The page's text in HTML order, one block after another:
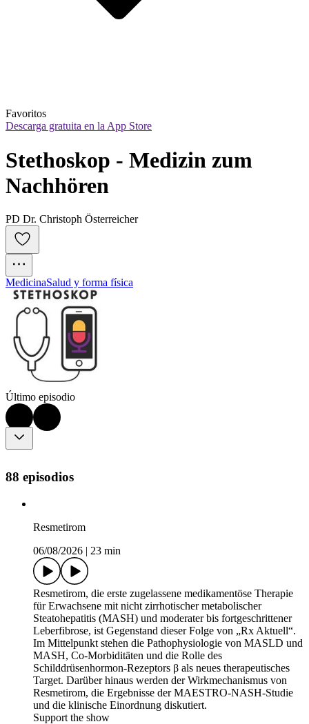
Favoritos
Descarga gratuita en la App Store
Stethoskop - Medizin zum
Nachhören
PD Dr. Christoph Österreicher
MedicinaSalud y forma física
Último episodio
88 episodios
Resmetirom
06/08/2026 | 23 min
Resmetirom, die erste zugelassene medikamentöse Therapie
für Erwachsene mit nicht zirrhotischer metabolischer
Steatohepatitis (MASH) und moderater bis fortgeschrittener
Leberfibrose, ist Gegenstand dieser Folge von „Rx Aktuell“.
Im Mittelpunkt stehen die Pathophysiologie von MASLD und
MASH, Co-Morbiditäten und die Rolle des
Schilddrüsenhormon-Rezeptors β als neues therapeutisches
Target. Darüber hinaus werden der Wirkmechanismus von
Resmetirom, die Ergebnisse der MAESTRO-NASH-Studie
und die klinische Einordnung diskutiert.
Support the show